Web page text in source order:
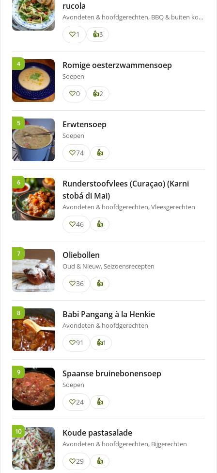
rucola
Avondeten & hoofdgerechten, BBQ & buiten koken
1 👍3keer
lekker
gevonden
Romige oesterzwammensoep
Soepen
0 👍2 keer
lekker
gevonden
Erwtensoep
Soepen
74 👍
Runderstoofvlees (Curaçao) (Karni
stobá di Mai)
Avondeten & hoofdgerechten, Vleesgerechten
46 👍
Oliebollen
Oud & Nieuw, Seizoensrecepten
36 👍
Babi Pangang à la Henkie
Avondeten & hoofdgerechten
91 👍1 keer
lekker
gevonden
Spaanse bruinebonensoep
Soepen
24 👍
Koude pastasalade
Avondeten & hoofdgerechten, Bijgerechten
29 👍